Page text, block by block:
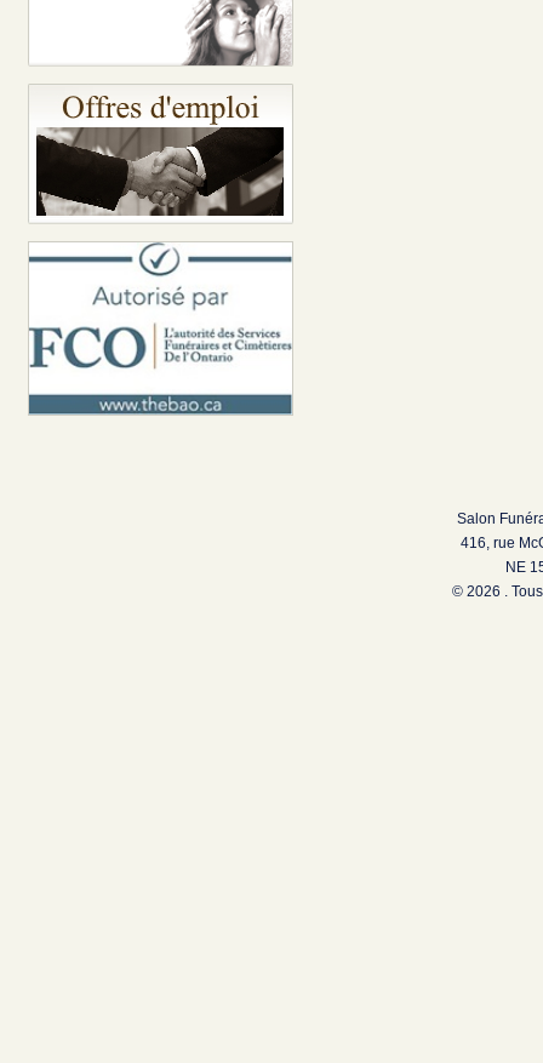
Salon
416, rue
NE
© 2026 .